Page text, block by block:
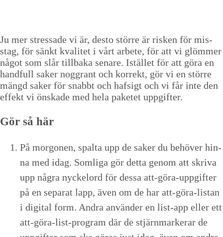
Ju mer stres­sade vi är, desto större är risken för mis­
stag, för sänkt kvalitet i vårt arbete, för att vi glöm­mer
något som slår till­ba­ka senare. Istäl­let för att göra en
hand­full sak­er nog­grant och kor­rekt, gör vi en större
mängd sak­er för snabbt och haf­sigt och vi får inte den
effekt vi önskade med hela paketet uppgifter.
Gör så här
På mor­gonen, spal­ta upp de sak­er du behöver hin­
na med idag. Som­li­ga gör det­ta genom att skri­va
upp några nyck­elord för dessa att-göra-uppgifter
på en sep­a­rat lapp, även om de har att-göra-lis­tan
i dig­i­tal form. Andra använ­der en list-app eller ett
att-göra-list-pro­gram där de stjärn­mark­er­ar de